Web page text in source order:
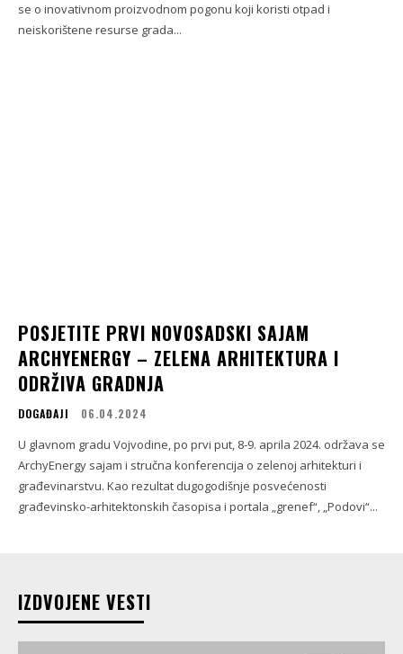
se o inovativnom proizvodnom pogonu koji koristi otpad i
neiskorištene resurse grada...
POSJETITE PRVI NOVOSADSKI SAJAM
ARCHYENERGY – ZELENA ARHITEKTURA I
ODRŽIVA GRADNJA
DOGAĐAJI 06.04.2024
U glavnom gradu Vojvodine, po prvi put, 8-9. aprila 2024. održava se
ArchyEnergy sajam i stručna konferencija o zelenoj arhitekturi i
građevinarstvu. Kao rezultat dugogodišnje posvećenosti
građevinsko-arhitektonskih časopisa i portala „grenef“, „Podovi“...
IZDVOJENE VESTI